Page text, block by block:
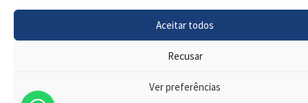
Aceitar todos
Recusar
Ver preferências